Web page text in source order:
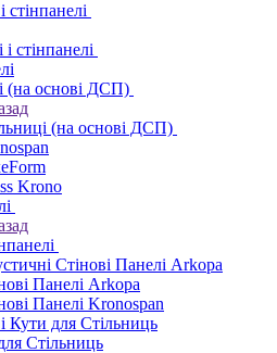
стінпанелі
стінпанелі
(на основі ДСП)
(на основі ДСП)
Krono
Стінові Панелі Аrkopa
Панелі Arkopa
Панелі Kronospan
Кути для Стільниць
Стільниць